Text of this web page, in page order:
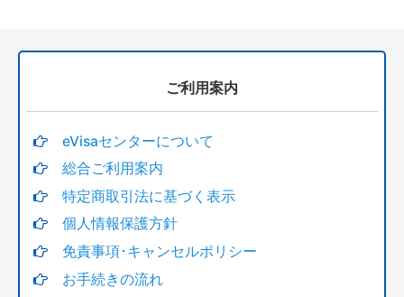
サブクラス４０８研究活動ビザ Research activities
サブクラス400
トランジット・船舶乗組員(maritime crew visa)
家族申請
ビザ有効確認
ご利用案内
eVisaセンターについて
総合ご利用案内
特定商取引法に基づく表示
個人情報保護方針
免責事項･キャンセルポリシー
お手続きの流れ